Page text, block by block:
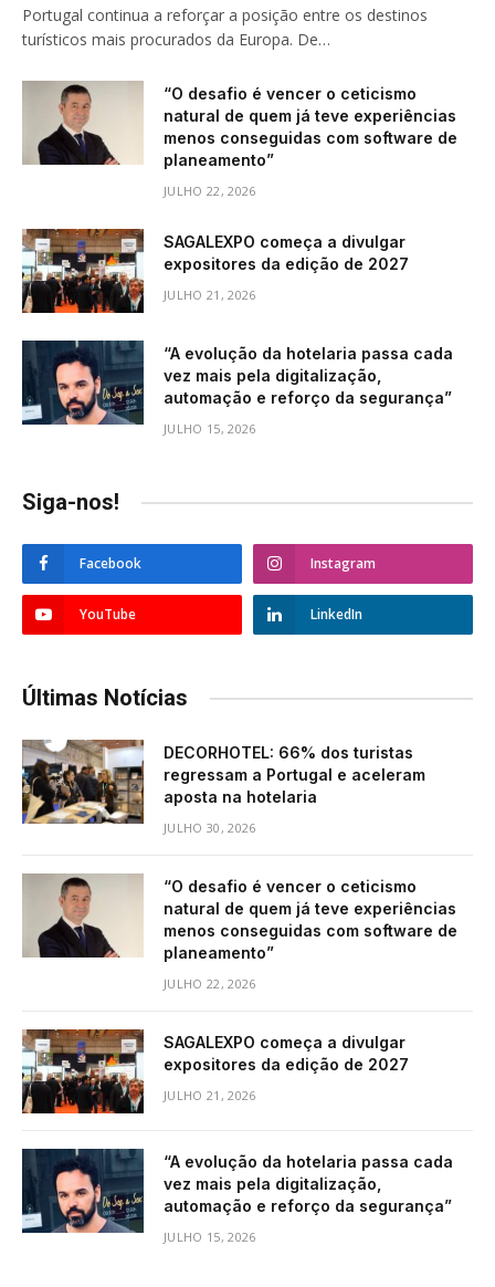
Portugal continua a reforçar a posição entre os destinos
turísticos mais procurados da Europa. De…
“O desafio é vencer o ceticismo
natural de quem já teve experiências
menos conseguidas com software de
planeamento”
JULHO 22, 2026
SAGALEXPO começa a divulgar
expositores da edição de 2027
JULHO 21, 2026
“A evolução da hotelaria passa cada
vez mais pela digitalização,
automação e reforço da segurança”
JULHO 15, 2026
Siga-nos!
Facebook Instagram
YouTube LinkedIn
Últimas Notícias
DECORHOTEL: 66% dos turistas
regressam a Portugal e aceleram
aposta na hotelaria
JULHO 30, 2026
“O desafio é vencer o ceticismo
natural de quem já teve experiências
menos conseguidas com software de
planeamento”
JULHO 22, 2026
SAGALEXPO começa a divulgar
expositores da edição de 2027
JULHO 21, 2026
“A evolução da hotelaria passa cada
vez mais pela digitalização,
automação e reforço da segurança”
JULHO 15, 2026